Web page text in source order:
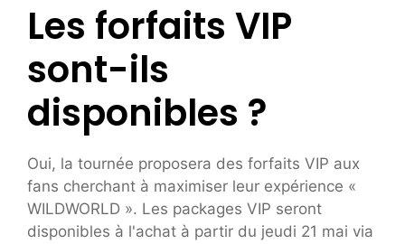
Les forfaits VIP
sont-ils
disponibles ?
Oui, la tournée proposera des forfaits VIP aux
fans cherchant à maximiser leur expérience «
WILDWORLD ». Les packages VIP seront
disponibles à l'achat à partir du jeudi 21 mai via